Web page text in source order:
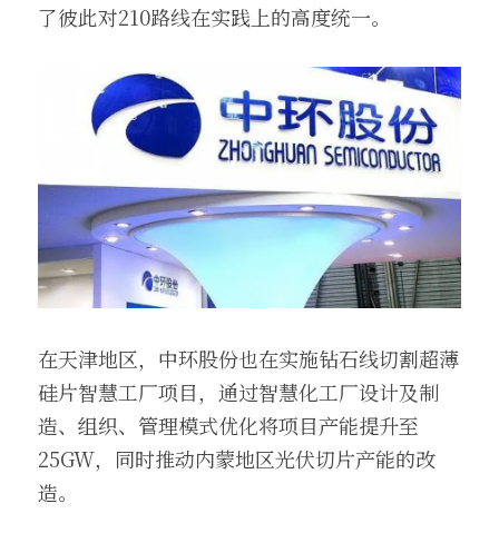
了彼此对210路线在实践上的高度统一。
在天津地区，中环股份也在实施钻石线切割超薄
硅片智慧工厂项目，通过智慧化工厂设计及制
造、组织、管理模式优化将项目产能提升至
25GW，同时推动内蒙地区光伏切片产能的改
造。